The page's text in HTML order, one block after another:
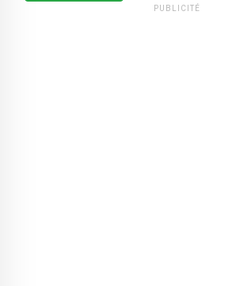
PUBLICITÉ